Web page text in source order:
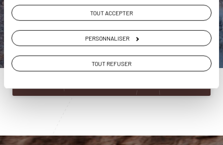
TOUT ACCEPTER
PERSONNALISER
TOUT REFUSER
ou
01 86 95 65 27
Du lundi au samedi de 09h30 à 18h30